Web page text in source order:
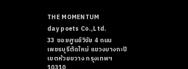
THE MOMENTUM
day poets Co.,Ltd.
33 ซอยศูนย์วิจัย 4 ถนน
เพชรบุรีตัดใหม่ แขวงบางกะปิ
เขตห้วยขวาง กรุงเทพฯ